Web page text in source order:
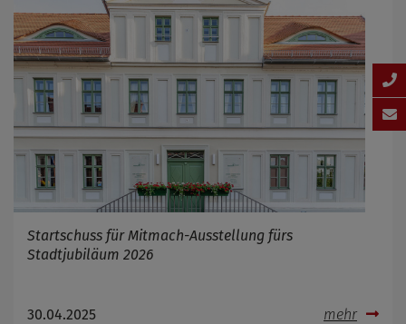
Startschuss für Mitmach-Ausstellung fürs
Stadtjubiläum 2026
30.04.2025 mehr